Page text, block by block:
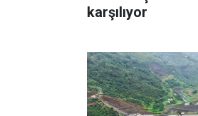
karşılıyor